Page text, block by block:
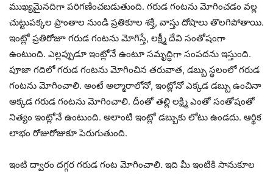
ముఖ్యమైనదిగా పరిగణించబడుతుంది. గరుడ గంటను మోగించడం వల్ల
చుట్టుపక్కల ప్రాంతాల నుండి ప్రతికూల శక్తి, వాస్తు దోషాలు తొలగిపోతాయి.
ఇంట్లో ప్రతిరోజూ గరుడ గంటను మోగిస్తే, లక్ష్మీ దేవి సంతోషంగా
ఉంటుంది. ఎల్లప్పుడూ ఇంట్లోనే ఉంటూ సమృద్ధిగా సంపదను ఇస్తుంది.
పూజా గదిలో గరుడ గంటను మోగించిన తరువాత, డబ్బు స్థలంలో గరుడ
గంటను మోగించాలి. అంటే అల్మారాలోనో, ఇంట్లోనో ఎక్కడ డబ్బు ఉంచినా
అక్కడ గరుడ గంటను మోగించాలి. దీంతో తల్లి లక్ష్మి ఎంతో సంతోషంతో
నిత్యం ఇంట్లోనే ఉంటుంది. అలాంటి ఇంట్లో డబ్బుకు లోటు ఉండదు. ఆర్థిక
లాభం రోజురోజుకూ పెరుగుతుంది.
ఇంటి ద్వారం దగ్గర గరుడ గంట మోగించాలి. ఇది మీ ఇంటికి సానుకూల